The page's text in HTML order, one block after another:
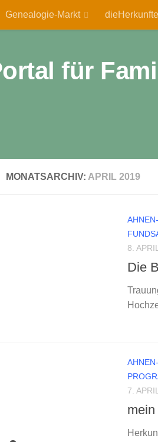
Genealogie-Markt
für
MONATSARCHIV: APRIL 2019
8.
Die
7.